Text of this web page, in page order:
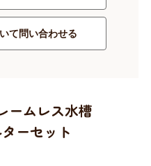
て問い合わせる
ームレス水槽
ーセット